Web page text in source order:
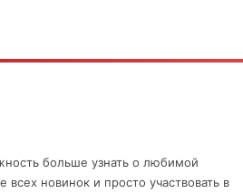
больше узнать о любимой
всех новинок и просто участвовать в